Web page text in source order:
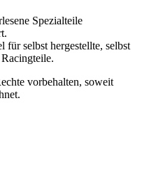
Spezialteile
für selbst hergestellte, selbst
vorbehalten, soweit